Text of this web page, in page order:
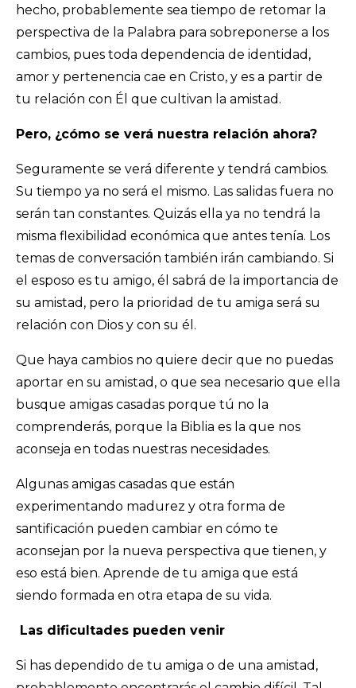
hecho, probablemente sea tiempo de retomar la
perspectiva de la Palabra para sobreponerse a los
cambios, pues toda dependencia de identidad,
amor y pertenencia cae en Cristo, y es a partir de
tu relación con Él que cultivan la amistad.
Pero, ¿cómo se verá nuestra relación ahora?
Seguramente se verá diferente y tendrá cambios.
Su tiempo ya no será el mismo. Las salidas fuera no
serán tan constantes. Quizás ella ya no tendrá la
misma flexibilidad económica que antes tenía. Los
temas de conversación también irán cambiando. Si
el esposo es tu amigo, él sabrá de la importancia de
su amistad, pero la prioridad de tu amiga será su
relación con Dios y con su él.
Que haya cambios no quiere decir que no puedas
aportar en su amistad, o que sea necesario que ella
busque amigas casadas porque tú no la
comprenderás, porque la Biblia es la que nos
aconseja en todas nuestras necesidades.
Algunas amigas casadas que están
experimentando madurez y otra forma de
santificación pueden cambiar en cómo te
aconsejan por la nueva perspectiva que tienen, y
eso está bien. Aprende de tu amiga que está
siendo formada en otra etapa de su vida.
Las dificultades pueden venir
Si has dependido de tu amiga o de una amistad,